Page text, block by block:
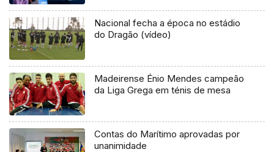
Nacional fecha a época no estádio
do Dragão (vídeo)
Madeirense Énio Mendes campeão
da Liga Grega em ténis de mesa
Contas do Marítimo aprovadas por
unanimidade